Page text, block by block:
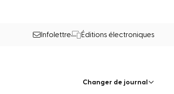
Infolettre Éditions électroniques
Changer de journal